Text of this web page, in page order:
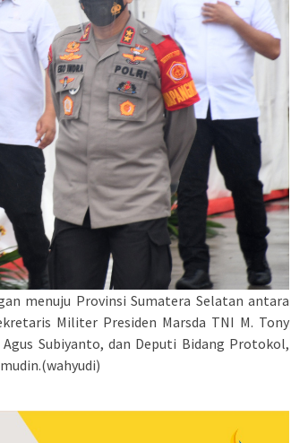
menuju Provinsi Sumatera Selatan antara
Militer Presiden Marsda TNI M. Tony
Subiyanto, dan Deputi Bidang Protokol,